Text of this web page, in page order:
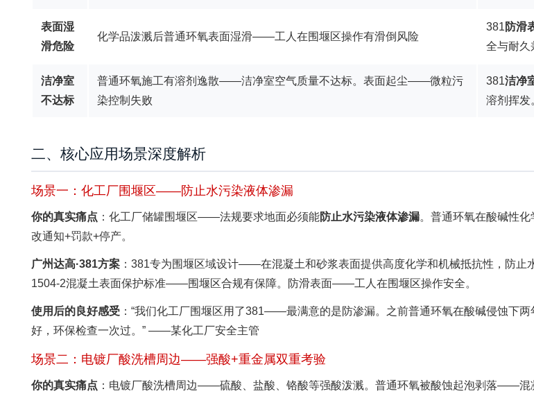
表面湿
滑危险
化学品泼溅后普通环氧表面湿滑——工人在围堰区操作有滑倒风险
381 防滑
全与耐久
洁净室
不达标
普通环氧施工有溶剂逸散——洁净室空气质量不达标。表面起尘——微粒污
染控制失败
381洁净
溶剂挥发
二、核心应用场景深度解析
场景一：化工厂围堰区——防止水污染液体渗漏
你的真实痛点 ：化工厂储罐围堰区——法规要求地面必须能防止水污染液体渗漏。普通环氧在酸碱性
改通知+罚款+停产。
广州达高·381方案 ：381专为围堰区域设计——在混凝土和砂浆表面提供高度化学和机械抵抗性，防
1504-2混凝土表面保护标准——围堰区合规有保障。防滑表面——工人在围堰区操作安全。
使用后的良好感受 ：“我们化工厂围堰区用了381——最满意的是防渗漏。之前普通环氧在酸碱侵蚀
好，环保检查一次过。” ——某化工厂安全主管
场景二：电镀厂酸洗槽周边——强酸+重金属双重考验
你的真实痛点 ：电镀厂酸洗槽周边——硫酸、盐酸、铬酸等强酸泼溅。普通环氧被酸蚀起泡剥落——